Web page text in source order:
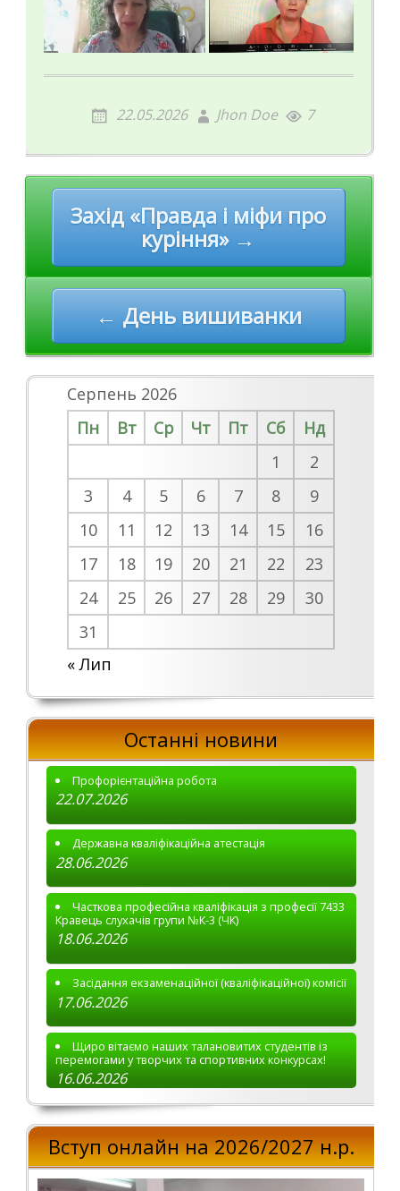
22.05.2026 Jhon Doe 7
Post
navigation
Захід «Правда і міфи про
куріння» →
← День вишиванки
Серпень 2026
Пн
Вт Ср Чт Пт Сб
Нд
1
2
3
4 5 6 7 8
9
10
11 12 13 14 15
16
17
18 19 20 21 22
23
24
25 26 27 28 29
30
31
« Лип
Останні новини
Профорієнтаційна робота
22.07.2026
Державна кваліфікаційна атестація
28.06.2026
Часткова професійна кваліфікація з професії 7433
Кравець слухачів групи №К-3 (ЧК)
18.06.2026
Засідання екзаменаційної (кваліфікаційної) комісії
17.06.2026
Щиро вітаємо наших талановитих студентів із
перемогами у творчих та спортивних конкурсах!
16.06.2026
Вступ онлайн на 2026/2027 н.р.